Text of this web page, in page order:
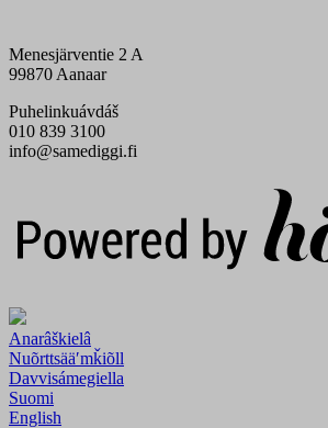
Menesjärventie 2 A
99870 Aanaar
Puhelinkuávdáš
010 839 3100
info@samediggi.fi
Anarâškielâ
Nuõrttsääʹmǩiõll
Davvisámegiella
Suomi
English